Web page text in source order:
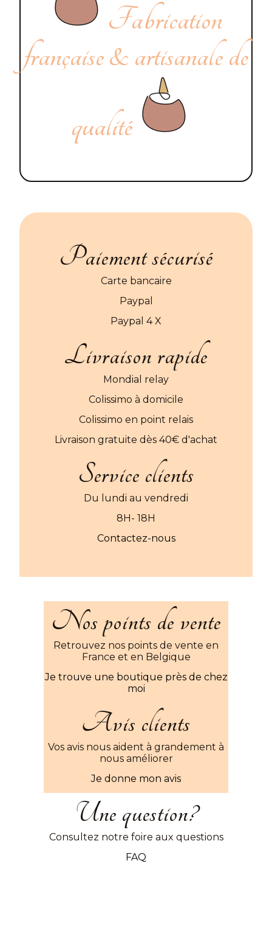
Fabrication
française & artisanale de
qualité
Paiement sécurisé
Carte bancaire
Paypal
Paypal 4 X
Livraison rapide
Mondial relay
Colissimo à domicile
Colissimo en point relais
Livraison gratuite dès 40€ d'achat
Service clients
Du lundi au vendredi
8H- 18H
Contactez-nous
Nos points de vente
Retrouvez nos points de vente en
France et en Belgique
Je trouve une boutique près de chez
moi
Avis clients
Vos avis nous aident à grandement à
nous améliorer
Je donne mon avis
Une question?
Consultez notre foire aux questions
FAQ